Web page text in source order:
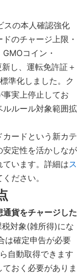
スの本人確認強化
のチャージ上限・
コイン・
し、運転免許証＋
準化しました。ク
実上停止してお
ルルール対象範囲拡
ードという新カテ
定性を活かしなが
います。詳細はス
ださい。
通貨をチャージした
税対象(雑所得)にな
は確定申告が必要
自動取得できます
おく必要がありま